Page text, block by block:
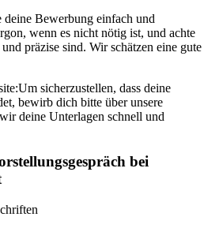
deine Bewerbung einfach und
wenn es nicht nötig ist, und achte
präzise sind. Wir schätzen eine gute
Um sicherzustellen, dass deine
bewirb dich bitte über unsere
deine Unterlagen schnell und
bei